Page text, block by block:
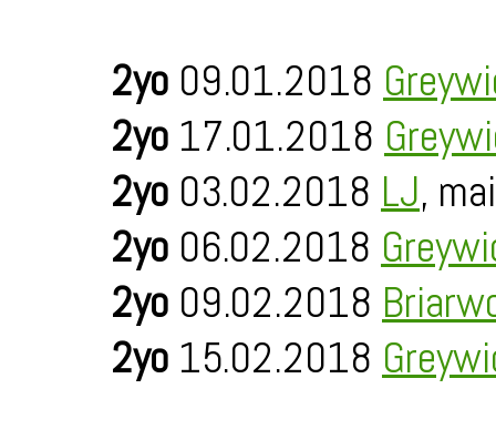
2yo 09.01.2018
2yo 17.01.2018
2yo 03.02.2018 LJ,
2yo 06.02.2018
2yo 09.02.2018
2yo 15.02.2018